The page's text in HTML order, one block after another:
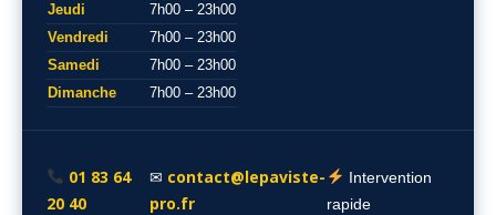
Jeudi
7h00 – 23h00
Vendredi
7h00 – 23h00
Samedi
7h00 – 23h00
Dimanche
7h00 – 23h00
01 83 64
20 40
✉ contact@lepaviste-
pro.fr
Intervention
rapide